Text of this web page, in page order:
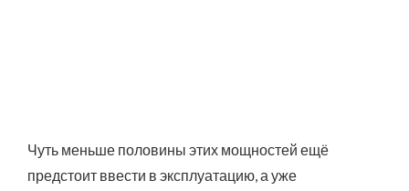
Чуть меньше половины этих мощностей ещё
предстоит ввести в эксплуатацию, а уже